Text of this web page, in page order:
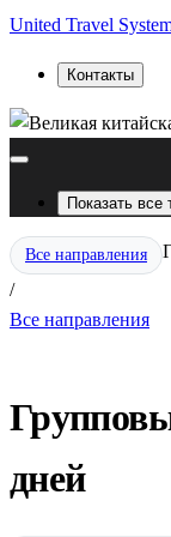
United Travel
Контакты
Показать все
Все направления
/
Все направления
дней